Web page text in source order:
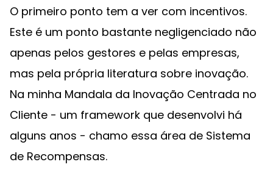
O primeiro ponto tem a ver com incentivos.
Este é um ponto bastante negligenciado não
apenas pelos gestores e pelas empresas,
mas pela própria literatura sobre inovação.
Na minha Mandala da Inovação Centrada no
Cliente - um framework que desenvolvi há
alguns anos - chamo essa área de Sistema
de Recompensas.